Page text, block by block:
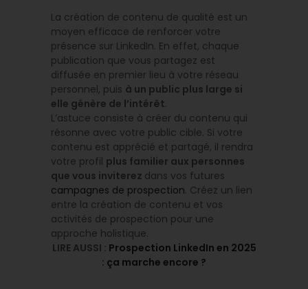
La création de contenu de qualité est un
moyen efficace de renforcer votre
présence sur LinkedIn. En effet, chaque
publication que vous partagez est
diffusée en premier lieu à votre réseau
personnel, puis à un public plus large si
elle génère de l’intérêt.
L’astuce consiste à créer du contenu qui
résonne avec votre public cible. Si votre
contenu est apprécié et partagé, il rendra
votre profil plus familier aux personnes
que vous inviterez dans vos futures
campagnes de prospection. Créez un lien
entre la création de contenu et vos
activités de prospection pour une
approche holistique.
LIRE AUSSI : Prospection LinkedIn en 2025
: ça marche encore ?